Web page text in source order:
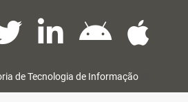
de Tecnologia de Informação